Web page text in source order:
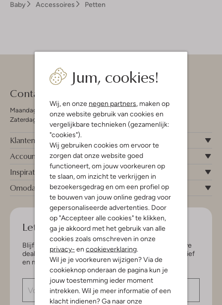
Jum, cookies!
Wij, en onze negen partners , maken op
onze website gebruik van cookies en
vergelijkbare technieken (gezamenlijk:
"cookies").
Wij gebruiken cookies om ervoor te
zorgen dat onze website goed
functioneert, om jouw voorkeuren op
te slaan, om inzicht te verkrijgen in
bezoekersgedrag en om een profiel op
te bouwen van jouw online gedrag voor
gepersonaliseerde advertenties. Door
op "Accepteer alle cookies" te klikken,
ga je akkoord met het gebruik van alle
cookies zoals omschreven in onze
privacy- en cookieverklaring
Wil je je voorkeuren wijzigen? Via de
cookieknop onderaan de pagina kun je
jouw toestemming ieder moment
intrekken. Wil je meer informatie of een
klacht indienen? Ga naar onze
Baby Accessoires Petten
Contact
Maandag - Vrijdag 09:00 - 19:00 uur
Zaterdag 09:00 - 17:00 uur
Klantenservice
Account
Inspiratie
Omoda
Let's keep in touch!
Blijf op de hoogte van de nieuwste items en exclusieve
deals, speciaal voor jou. Schrijf je in voor de nieuwsbrief
en maak kans op € 150,- shoptegoed.